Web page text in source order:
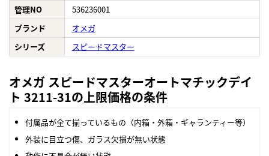
管理NO
536236001
ブランド
オメガ
シリーズ
スピードマスター
オメガ スピードマスターオートマチックデイ
ト 3211-31の上限価格の条件
付属品が全て揃っているもの（内箱・外箱・ギャランティー等）
外装に目立つ傷、ガラス欠損が無い状態